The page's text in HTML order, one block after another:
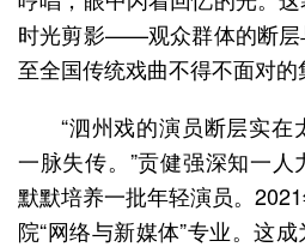
时光剪影——观众群体的断层
至全国传统戏曲不得不面对的
“泗州戏的演员断层实
一脉失传。”贡健强深知一
默默培养一批年轻演员。
院“网络与新媒体”专业。这